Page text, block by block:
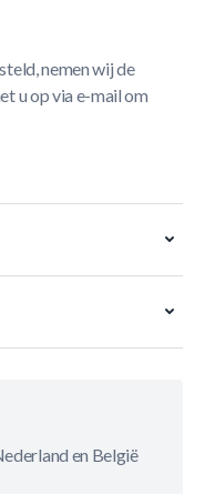
nemen wij de
u op via e-mail om
en België